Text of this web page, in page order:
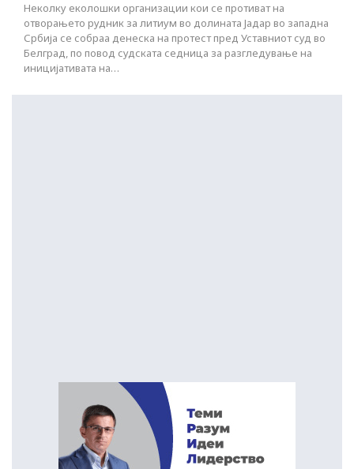
Неколку еколошки организации кои се противат на
отворањето рудник за литиум во долината Јадар во западна
Србија се собраа денеска на протест пред Уставниот суд во
Белград, по повод судската седница за разгледување на
иницијативата на…